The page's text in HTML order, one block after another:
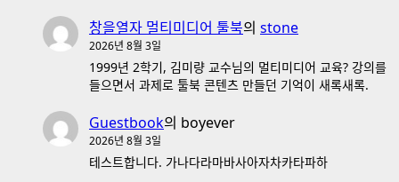
창을열자 멀티미디어 툴북의 stone
2026년 8월 3일
1999년 2학기, 김미량 교수님의 멀티미디어 교육? 강의를
들으면서 과제로 툴북 콘텐츠 만들던 기억이 새록새록.
Guestbook의 boyever
2026년 8월 3일
테스트합니다. 가나다라마바사아자차카타파하